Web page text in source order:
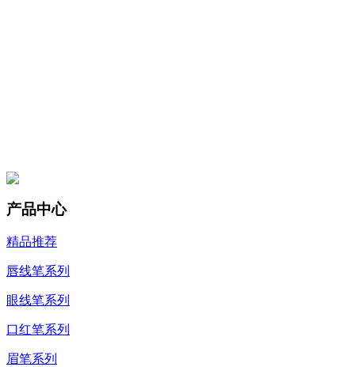
产品中心
精品推荐
唇线笔系列
眼线笔系列
口红笔系列
眉笔系列